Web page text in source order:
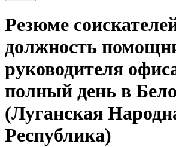
Резюме
должность
руководителя
полный день в
(Луганская
Республика)